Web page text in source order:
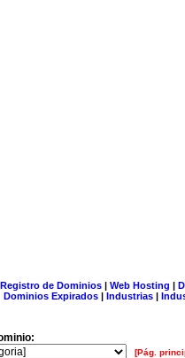
Registro de Dominios| Web Hosting |
Dominios Expirados | Industrias |
[Pág.